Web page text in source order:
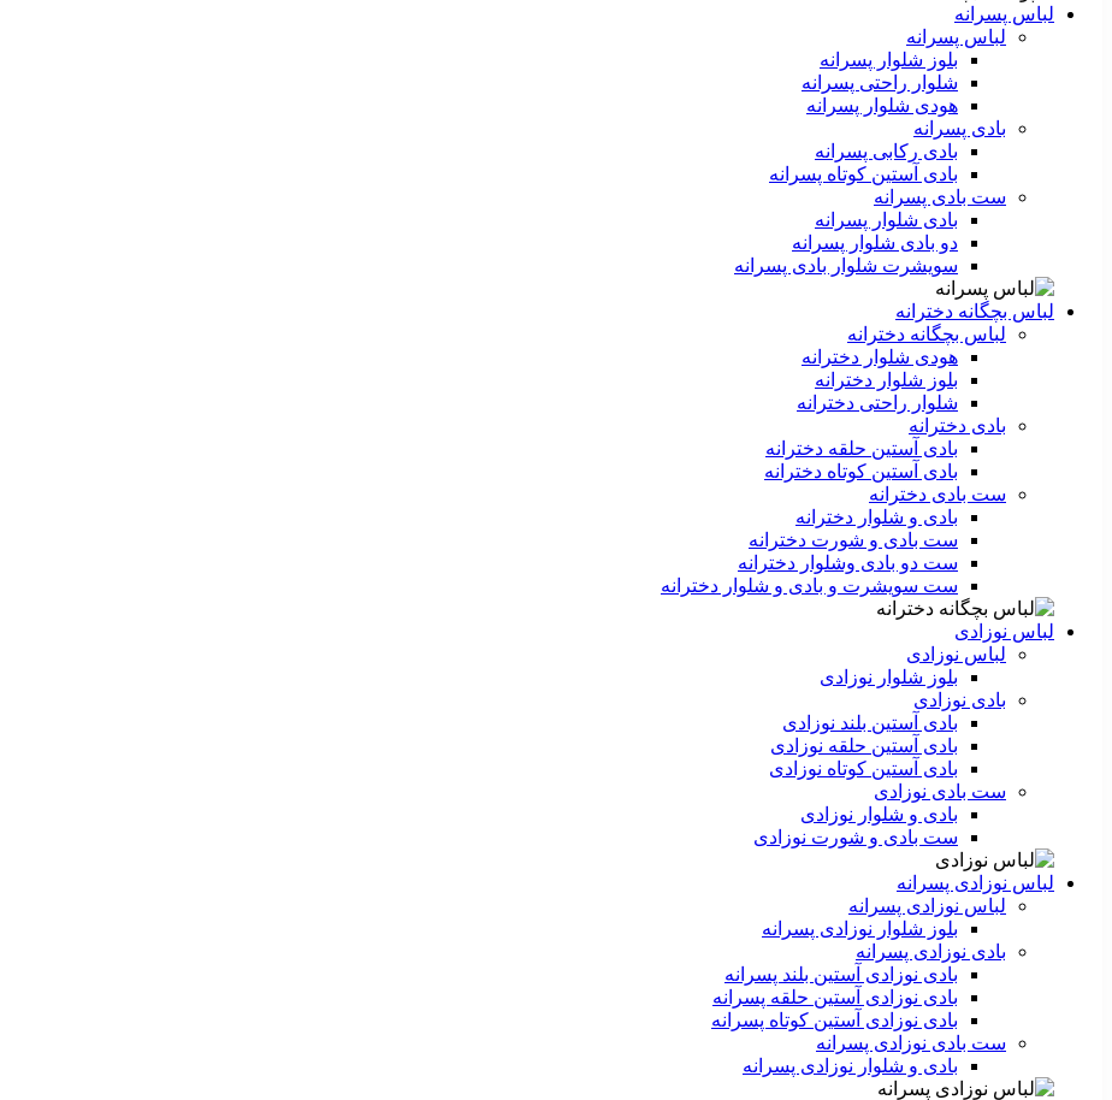
لباس پسرانه
لباس پسرانه
بلوز شلوار پسرانه
شلوار راحتی پسرانه
هودی شلوار پسرانه
بادی پسرانه
بادی رکابی پسرانه
بادی آستین کوتاه پسرانه
ست بادی پسرانه
بادی شلوار پسرانه
دو بادی شلوار پسرانه
سویشرت شلوار بادی پسرانه
لباس بچگانه دخترانه
لباس بچگانه دخترانه
هودی شلوار دخترانه
بلوز شلوار دخترانه
شلوار راحتی دخترانه
بادی دخترانه
بادی آستین حلقه دخترانه
بادی آستین کوتاه دخترانه
ست بادی دخترانه
بادی و شلوار دخترانه
ست بادی و شورت دخترانه
ست دو بادی وشلوار دخترانه
ست سویشرت و بادی و شلوار دخترانه
لباس نوزادی
لباس نوزادی
بلوز شلوار نوزادی
بادی نوزادی
بادی آستین بلند نوزادی
بادی آستین حلقه نوزادی
بادی آستین کوتاه نوزادی
ست بادی نوزادی
بادی و شلوار نوزادی
ست بادی و شورت نوزادی
لباس نوزادی پسرانه
لباس نوزادی پسرانه
بلوز شلوار نوزادی پسرانه
بادی نوزادی پسرانه
بادی نوزادی آستین بلند پسرانه
بادی نوزادی آستین حلقه پسرانه
بادی نوزادی آستین کوتاه پسرانه
ست بادی نوزادی پسرانه
بادی و شلوار نوزادی پسرانه